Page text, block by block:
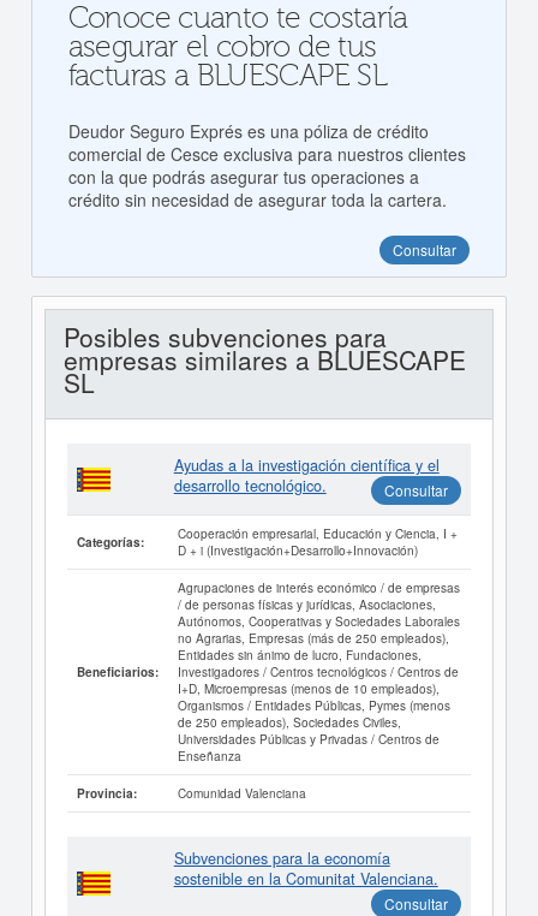
Conoce cuanto te costaría
asegurar el cobro de tus
facturas a BLUESCAPE SL
Deudor Seguro Exprés es una póliza de crédito
comercial de Cesce exclusiva para nuestros clientes
con la que podrás asegurar tus operaciones a
crédito sin necesidad de asegurar toda la cartera.
Consultar
Posibles subvenciones para
empresas similares a BLUESCAPE
SL
Ayudas a la investigación científica y el
desarrollo tecnológico.
Consultar
Categorías:
Cooperación empresarial, Educación y Ciencia, I +
D + i (Investigación+Desarrollo+Innovación)
Beneficiarios:
Agrupaciones de interés económico / de empresas
/ de personas físicas y jurídicas, Asociaciones,
Autónomos, Cooperativas y Sociedades Laborales
no Agrarias, Empresas (más de 250 empleados),
Entidades sin ánimo de lucro, Fundaciones,
Investigadores / Centros tecnológicos / Centros de
I+D, Microempresas (menos de 10 empleados),
Organismos / Entidades Públicas, Pymes (menos
de 250 empleados), Sociedades Civiles,
Universidades Públicas y Privadas / Centros de
Enseñanza
Provincia: Comunidad Valenciana
Subvenciones para la economía
sostenible en la Comunitat Valenciana.
Consultar